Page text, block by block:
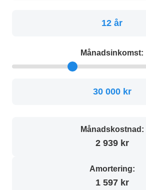
12 år
Månadsinkomst:
30 000 kr
Månadskostnad:
2 939 kr
Amortering:
1 597 kr